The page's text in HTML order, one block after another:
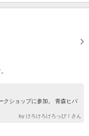
クショップに参加。 青森ヒバ
by けろけろけろっぴ！さん